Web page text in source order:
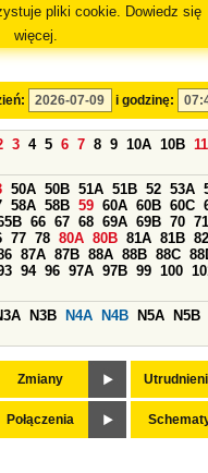
pliki cookie. Dowiedz się
więcej.
i godzinę:
3 4 5 6 7 8 9 10A 10B 11
50A 50B 51A 51B 52 53A
58A 58B 59 60A 60B 60C
66 67 68 69A 69B 70
77 78 80A 80B 81A 81B
87A 87B 88A 88B 88C
94 96 97A 97B 99 100
N3B N4A N4B N5A N5B
Zmiany
Połączenia